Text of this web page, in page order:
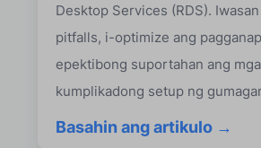
Desktop Services (RDS).
pitfalls, i-optimize ang
epektibong suportahan ang mga
kumplikadong setup ng
Basahin ang artikulo →